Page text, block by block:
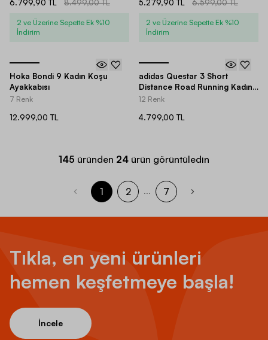
6.799,90 TL 8.499,00 TL
2 ve Üzerine Sepette Ek %10
İndirim
5.279,90 TL 6.599,00 TL
2 ve Üzerine Sepette Ek %10
İndirim
Hoka Bondi 9 Kadın Koşu
Ayakkabısı
7 Renk
12.999,00 TL
adidas Questar 3 Short
Distance Road Running Kadın
Spor Ayakkabı
12 Renk
4.799,00 TL
145 üründen 24 ürün görüntüledin
1 2 ... 7
Tıkla, en yeni ürünleri
hemen keşfetmeye başla!
İncele